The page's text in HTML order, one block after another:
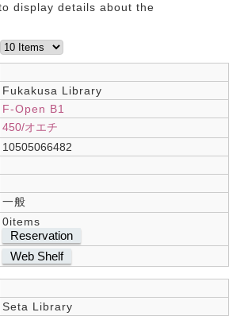
display details about the
Fukakusa Library
F-Open B1
450/オエチ
10505066482
一般
0items
Reservation
Web Shelf
Seta Library